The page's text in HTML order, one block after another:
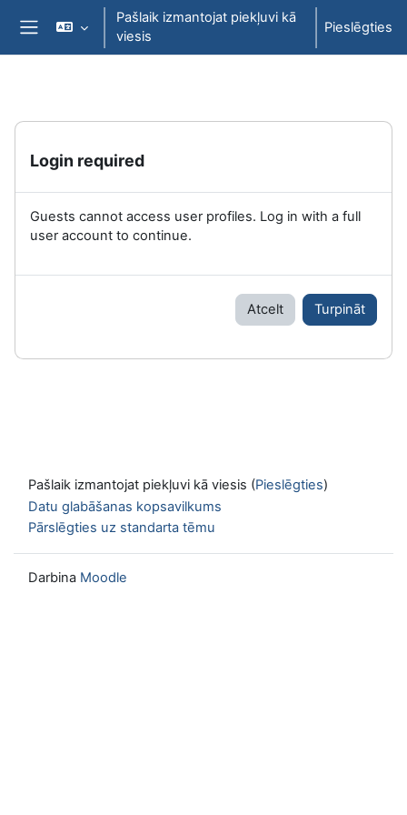
Atvērt galveno saturu
Sānu panelis
Pašlaik izmantojat piekļuvi kā
viesis
Pieslēgties
Login required
Guests cannot access user profiles. Log in with a full
user account to continue.
Atcelt Turpināt
Pašlaik izmantojat piekļuvi kā viesis (Pieslēgties)
Datu glabāšanas kopsavilkums
Pārslēgties uz standarta tēmu
Darbina Moodle